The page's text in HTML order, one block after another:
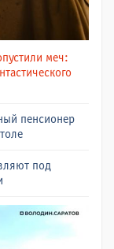
меч:
пенсионер
под